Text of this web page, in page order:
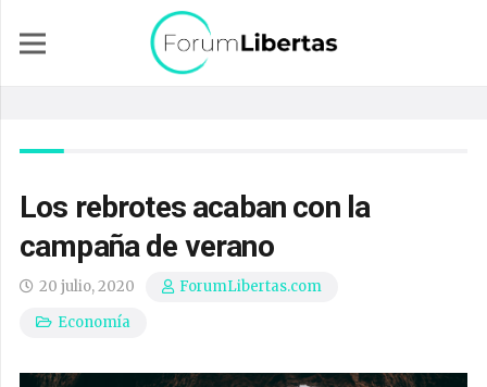
Los rebrotes acaban con la
campaña de verano
20 julio, 2020
ForumLibertas.com
Economía